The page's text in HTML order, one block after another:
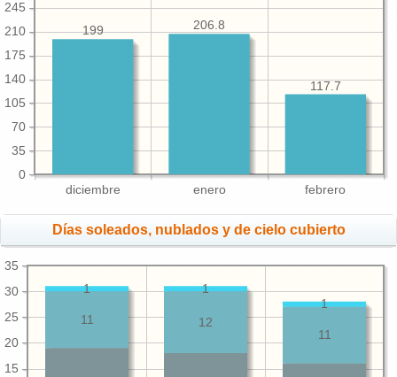
diciembre enero febrero
0
35
70
105
140
175
210
245
117.7
206.8
199
Días soleados, nublados y de cielo cubierto
15
20
25
30
35
11
12
11
1
1
1